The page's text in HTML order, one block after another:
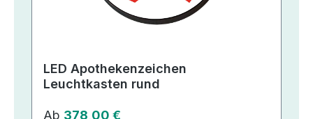
LED Apothekenzeichen
Leuchtkasten rund
Regulärer Preis:
Ab 378,00 €